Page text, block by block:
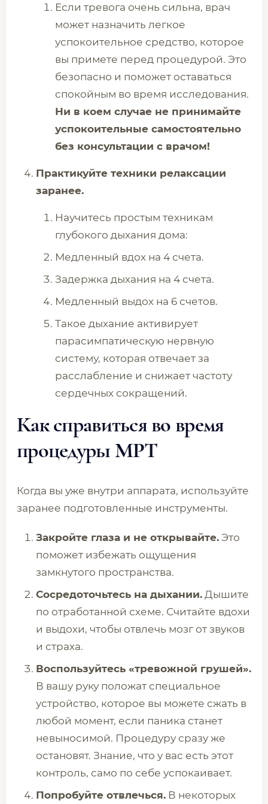
Если тревога очень сильна, врач
может назначить легкое
успокоительное средство, которое
вы примете перед процедурой. Это
безопасно и поможет оставаться
спокойным во время исследования.
Ни в коем случае не принимайте
успокоительные самостоятельно
без консультации с врачом!
Практикуйте техники релаксации
заранее.
Научитесь простым техникам
глубокого дыхания дома:
Медленный вдох на 4 счета.
Задержка дыхания на 4 счета.
Медленный выдох на 6 счетов.
Такое дыхание активирует
парасимпатическую нервную
систему, которая отвечает за
расслабление и снижает частоту
сердечных сокращений.
Как справиться во время
процедуры МРТ
Когда вы уже внутри аппарата, используйте
заранее подготовленные инструменты.
Закройте глаза и не открывайте. Это
поможет избежать ощущения
замкнутого пространства.
Сосредоточьтесь на дыхании. Дышите
по отработанной схеме. Считайте вдохи
и выдохи, чтобы отвлечь мозг от звуков
и страха.
Воспользуйтесь «тревожной грушей».
В вашу руку положат специальное
устройство, которое вы можете сжать в
любой момент, если паника станет
невыносимой. Процедуру сразу же
остановят. Знание, что у вас есть этот
контроль, само по себе успокаивает.
Попробуйте отвлечься. В некоторых